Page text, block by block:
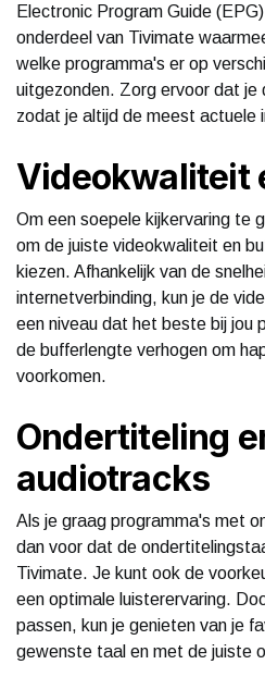
Electronic Program Guide
onderdeel van Tivimate
welke programma's er op
uitgezonden. Zorg ervoor dat
zodat je altijd de meest actuele
Videokwaliteit
Om een soepele kijkervaring te
om de juiste videokwaliteit en
kiezen. Afhankelijk van de
internetverbinding, kun je de
een niveau dat het beste bij jou
de bufferlengte verhogen om
voorkomen.
Ondertiteling
audiotracks
Als je graag programma's met
dan voor dat de
Tivimate. Je kunt ook de
een optimale luisterervaring.
passen, kun je genieten van je
gewenste taal en met de juiste